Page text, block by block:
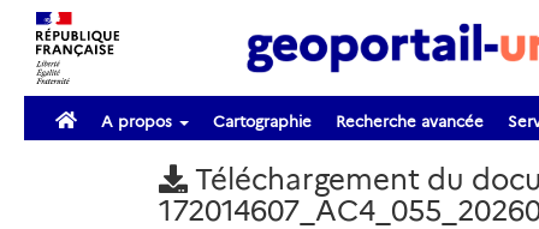
A propos Cartographie Recherche avancée
Téléchargement du